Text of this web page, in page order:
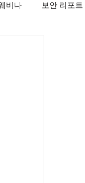
비나 보안 리포트